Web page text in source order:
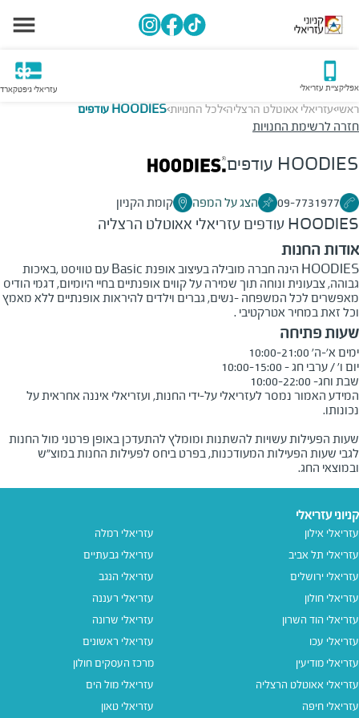
אפליקציית עזריאלי עזריאלי גיפטקארד
ראשי>עזריאלי אאוטלט הרצליה>לכל החנויות>HOODIES עודפים
חזרה לרשימת החנויות
HOODIES עודפים
09-7731977 הצג על המפה קומת הקניון
HOODIES עודפים עזריאלי אאוטלט הרצליה
אודות החנות
HOODIES הינה חברה מובילה בעיצוב אופנת Basic עם טוויסט ,באיכות
גבוהה, צבעונית ונוחה תוך שמירה על קווים אופנתיים בחיי היומיום, דגמי הודיס
מאפשרים לכל המשפחה -נשים, גברים וילדים להיראות אופנתיים ללא מאמץ
וכל זאת במחיר אטרקטיבי .
שעות פתיחה
שבת וחג- 10:00-22:00
המידע האמור נמסר לעזריאלי על-ידי החנות, ועזריאלי איננה אחראית על
שעות הפעילות עשויות להשתנות ומומלץ להתעדכן באופן פרטני מול החנות
לגבי שעות הפעילות המעודכנות, בפרט ביחס לפעילות החנות במוצ"ש
ובמוצאי החג.
קניוני עזריאלי
עזריאלי אילון
עזריאלי תל אביב
עזריאלי ירושלים
עזריאלי חולון
עזריאלי הוד השרון
עזריאלי עכו
עזריאלי מודיעין
עזריאלי אאוטלט הרצליה
עזריאלי חיפה
עזריאלי רמלה
עזריאלי גבעתיים
עזריאלי הנגב
עזריאלי רעננה
עזריאלי שרונה
עזריאלי ראשונים
מרכז העסקים חולון
עזריאלי מול הים
עזריאלי טאון